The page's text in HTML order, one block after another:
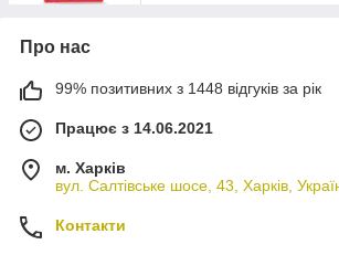
Про нас
99% позитивних з 1448 відгуків за рік
Працює з 14.06.2021
м. Харків
вул. Салтівське шосе, 43, Харків,
Контакти